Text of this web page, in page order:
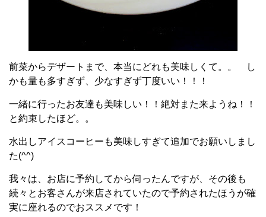
前菜からデザートまで、本当にどれも美味しくて。。 し
かも量も多すぎず、少なすぎず丁度いい！！！
一緒に行ったお友達も美味しい！！絶対また来ようね！！
と約束したほど。。
水出しアイスコーヒーも美味しすぎて追加でお願いしまし
た(^^)
我々は、お店に予約してから伺ったんですが、その後も
続々とお客さんが来店されていたので予約されたほうが確
実に座れるのでおススメです！